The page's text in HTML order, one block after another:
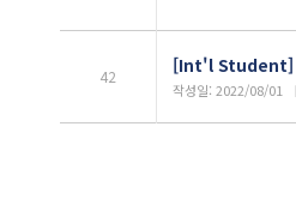
42 [Int'l Student]
작성일: 2022/08/01 ㅣ